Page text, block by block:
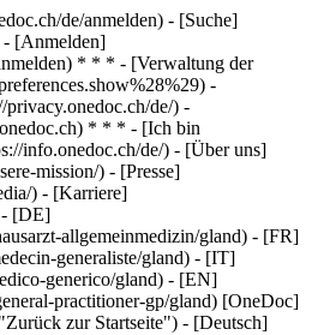
de/anmelden) - [Suche]
- [Anmelden]
* * * - [Verwaltung der
-
privacy.onedoc.ch/de/) -
* * * - [Ich bin
info.onedoc.ch/de/) - [Über uns]
mission/) - [Presse]
) - [Karriere]
- [DE]
allgemeinmedizin/gland) - [FR]
generaliste/gland) - [IT]
generico/gland) - [EN]
practitioner-gp/gland) [OneDoc]
zur Startseite") - [Deutsch]